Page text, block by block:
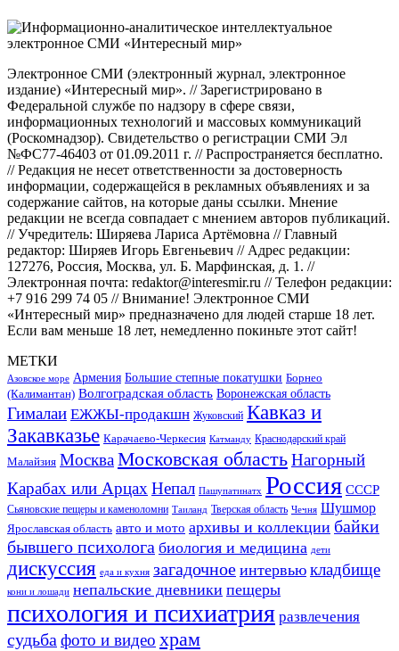
Электронное СМИ (электронный журнал, электронное
издание) «Интересный мир». // Зарегистрировано в
Федеральной службе по надзору в сфере связи,
информационных технологий и массовых коммуникаций
(Роскомнадзор). Свидетельство о регистрации СМИ Эл
№ФС77-46403 от 01.09.2011 г. // Распространяется бесплатно.
// Редакция не несет ответственности за достоверность
информации, содержащейся в рекламных объявлениях и за
содержание сайтов, на которые даны ссылки. Мнение
редакции не всегда совпадает с мнением авторов публикаций.
// Учредитель: Ширяева Лариса Артёмовна // Главный
редактор: Ширяев Игорь Евгеньевич // Адрес редакции:
127276, Россия, Москва, ул. Б. Марфинская, д. 1. //
Электронная почта: redaktor@interesmir.ru // Телефон редакции:
+7 916 299 74 05 // Внимание! Электронное СМИ
«Интересный мир» предназначено для людей старше 18 лет.
Если вам меньше 18 лет, немедленно покиньте этот сайт!
МЕТКИ
Азовское море Армения Большие степные покатушки Борнео
(Калимантан) Волгоградская область Воронежская область
Гималаи ЕЖЖЫ-продакшн Жуковский Кавказ и
Закавказье Карачаево-Черкесия Катманду Краснодарский край
Малайзия МоскваМосковская областьНагорный
Карабах или Арцах Непал Пашупатинатх Россия СССР
Сьяновские пещеры и каменоломни Таиланд Тверская область Чечня Шушмор
Ярославская область авто и мото архивы и коллекции байки
бывшего психолога биология и медицина дети
дискуссия еда и кухня загадочное интервью кладбище
кони и лошади непальские дневники пещеры
психология и психиатрия развлечения
судьба фото и видео храм